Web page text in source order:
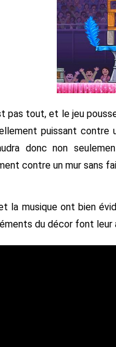
pas tout, et le jeu
puissant contre
donc non
contre un mur sans
et la musique ont bien
du décor font leur